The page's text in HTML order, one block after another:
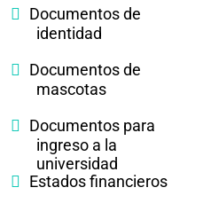
Documentos de
identidad
Documentos de
mascotas
Documentos para
ingreso a la
universidad
Estados financieros